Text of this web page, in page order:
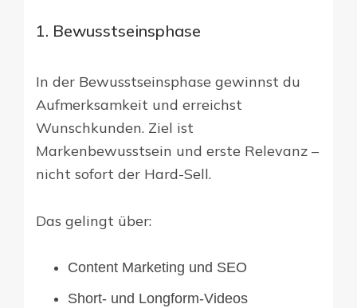
1. Bewusstseinsphase
In der Bewusstseinsphase gewinnst du
Aufmerksamkeit und erreichst
Wunschkunden. Ziel ist
Markenbewusstsein und erste Relevanz –
nicht sofort der Hard-Sell.
Das gelingt über:
Content Marketing und SEO
Short- und Longform-Videos